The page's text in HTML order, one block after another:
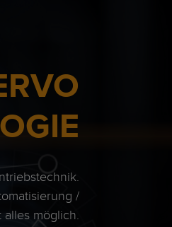
/
alles möglich.